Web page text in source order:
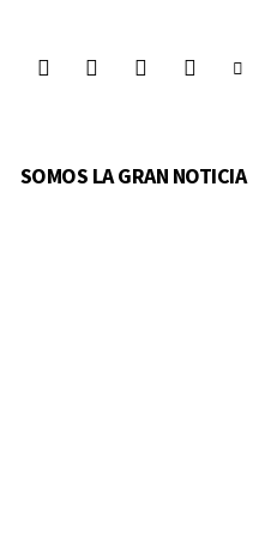
SOMOS LA GRAN NOTICIA